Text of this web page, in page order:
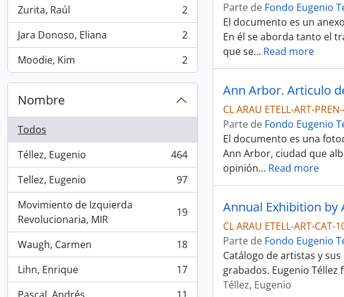
Zurita, Raúl
, 2 resultados
2
Jara Donoso, Eliana
, 2 resultados
2
Moodie, Kim
, 2 resultados 2
Nombre
Todos
Téllez, Eugenio
, 464 resultados
464
Tellez, Eugenio
, 97 resultados
97
Movimiento de Izquierda
Revolucionaria, MIR
, 19 resultados 19
Waugh, Carmen
, 18 resultados
18
Lihn, Enrique
, 17 resultados
17
Parte de Fondo Eugenio
El documento es un
En él se aborda tanto el
que se… Read more
Ann Arbor. Articulo
CL ARAU ETELL-ART-
Parte de Fondo Eugenio
El documento es una
Ann Arbor, ciudad que
opinión… Read more
Annual Exhibition by
CL ARAU ETELL-ART-CAT-
Parte de Fondo Eugenio
Catálogo de artistas y
grabados. Eugenio
Téllez, Eugenio